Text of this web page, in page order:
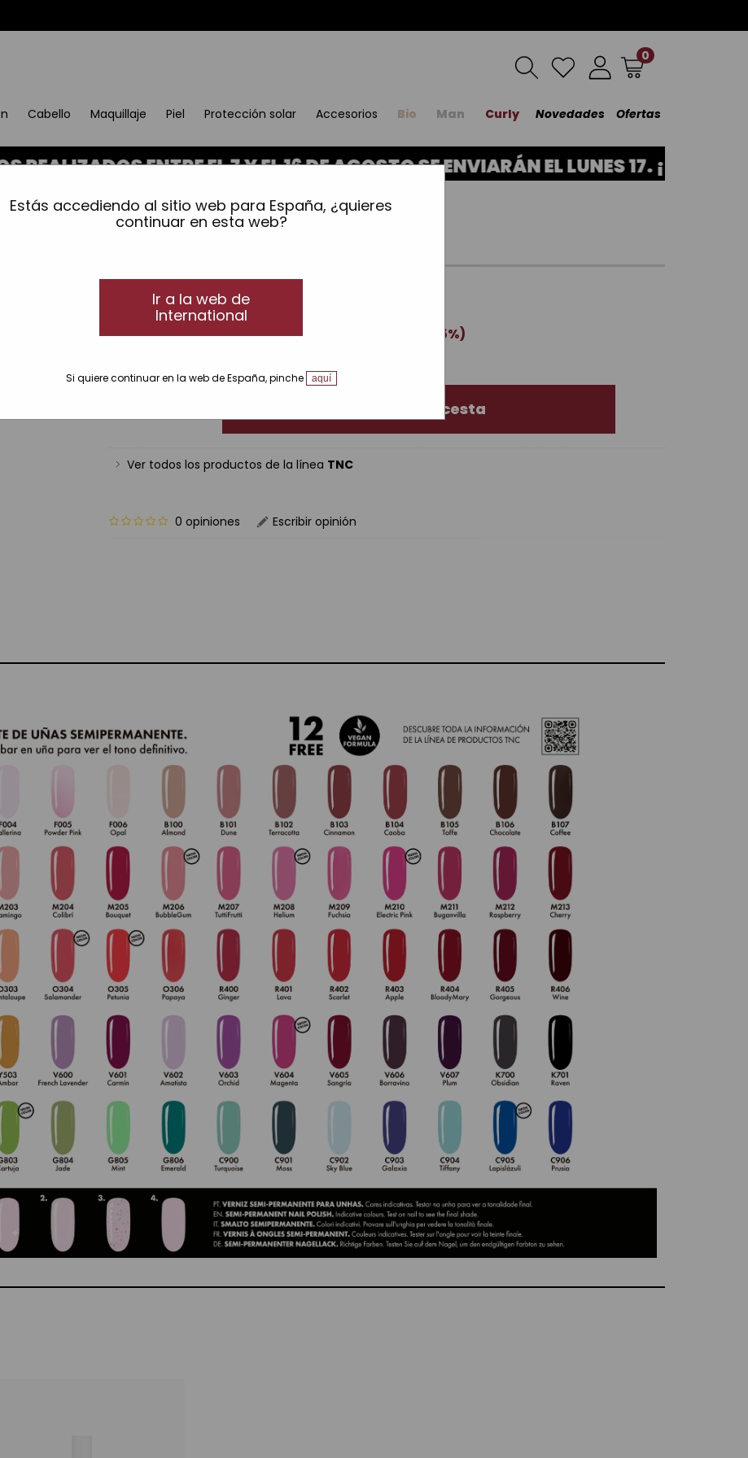
Estás accediendo al sitio web para España, ¿quieres
continuar en esta web?
Ir a la web de
International
Si quiere continuar en la web de España, pinche aquí
0
Cabello Maquillaje Piel Protección solar Accesorios Bio Man Curly Novedades Ofertas
ENTRE EL 7 Y EL 16 DE AGOSTO SE ENVIARÁN EL LUNES 17. ¡GRACIAS
Libro carta de uñas TNC
(15,00€ / unidad) Ref.: 11067012
Precio:20,00€ 15,00€ 5.00€ (-25%)
Añadir a la cesta
Ver todos los productos de la línea TNC
0 opiniones Escribir opinión